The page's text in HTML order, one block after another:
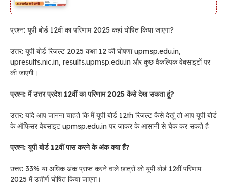
प्रश्न: यूपी बोर्ड 12वीं का परिणाम 2025 कहां घोषित किया जाएगा?
उत्तर: यूपी बोर्ड रिजल्ट 2025 कक्षा 12 की घोषणा upmsp.edu.in,
upresults.nic.in, results.upmsp.edu.in और कुछ वैकल्पिक वेबसाइटों पर
की जाएगी।
प्रश्न: मैं उत्तर प्रदेश 12वीं का परिणाम 2025 कैसे देख सकता हूं?
उत्तर: यदि आप जानना चाहते कि मैं यूपी बोर्ड 12th रिजल्ट कैसे देखूं तो आप यूपी बोर्ड
के ऑफिसर वेबसाइट upmsp.edu.in पर जाकर के आसानी से चेक कर सकते है
प्रश्न: यूपी बोर्ड 12वीं पास करने के अंक क्या हैं?
उत्तर: 33% या अधिक अंक प्राप्त करने वाले छात्रों को यूपी बोर्ड 12वीं परिणाम
2025 में उत्तीर्ण घोषित किया जाएगा।